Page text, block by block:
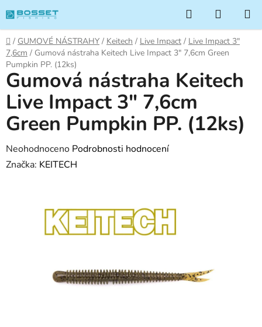
na
obsah
Hledat
KOŠÍK
Domů
/ GUMOVÉ NÁSTRAHY / Keitech / Live Impact / Live Impact 3"
7,6cm / Gumová nástraha Keitech Live Impact 3" 7,6cm Green
Pumpkin PP. (12ks)
Gumová nástraha Keitech
Live Impact 3" 7,6cm
Green Pumpkin PP. (12ks)
Průměrné
hodnocení
Neohodnoceno Podrobnosti hodnocení
Značka: KEITECH